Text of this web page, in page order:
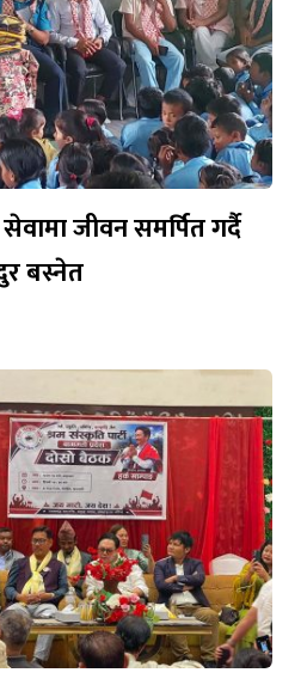
जीवन समर्पित गर्दै
बस्नेत